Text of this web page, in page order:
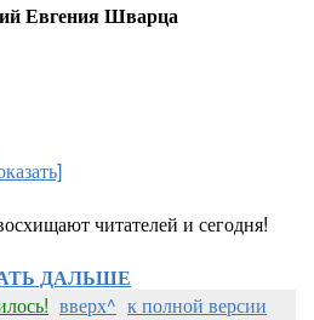
Евгения Шварца
читателей и сегодня!
ДАЛЬШЕ
вверх^ к полной версии